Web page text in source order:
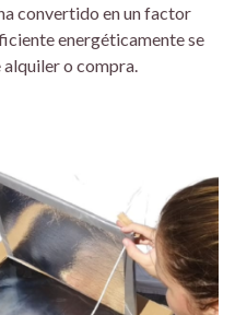
convertido en un factor
energéticamente se
o compra.